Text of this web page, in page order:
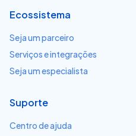
Ecossistema
Seja um parceiro
Serviços e integrações
Seja um especialista
Suporte
Centro de ajuda